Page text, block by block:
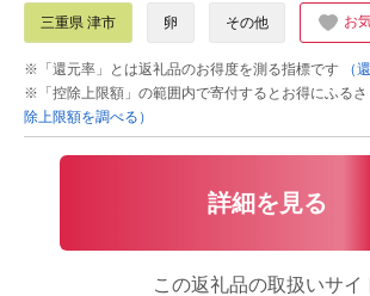
三重県 津市 卵 その他 お
※「還元率」とは返礼品のお得度を測る指標です
（
※「控除上限額」の範囲内で寄付するとお得にふる
除上限額を調べる）
詳細を見る
この返礼品の取扱いサイ